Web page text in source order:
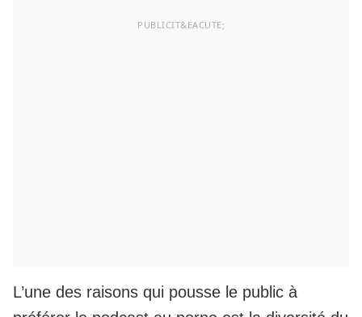
L’une des raisons qui pousse le public à